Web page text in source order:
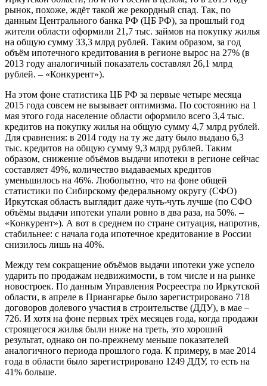
рынок, похоже, ждёт такой же рекордный спад. Так, по
данным Центрального банка РФ (ЦБ РФ), за прошлый год
жители области оформили 21,7 тыс. займов на покупку жилья
на общую сумму 33,3 млрд рублей. Таким образом, за год
объём ипотечного кредитования в регионе вырос на 27% (в
2013 году аналогичный показатель составлял 26,1 млрд
рублей. – «Конкурент»).
На этом фоне статистика ЦБ РФ за первые четыре месяца
2015 года совсем не вызывает оптимизма. По состоянию на 1
мая этого года население области оформило всего 3,4 тыс.
кредитов на покупку жилья на общую сумму 4,7 млрд рублей.
Для сравнения: в 2014 году на ту же дату было выдано 6,3
тыс. кредитов на общую сумму 9,3 млрд рублей. Таким
образом, снижение объёмов выдачи ипотеки в регионе сейчас
составляет 49%, количество выдаваемых кредитов
уменьшилось на 46%. Любопытно, что на фоне общей
статистики по Сибирскому федеральному округу (СФО)
Иркутская область выглядит даже чуть-чуть лучше (по СФО
объёмы выдачи ипотеки упали ровно в два раза, на 50%. –
«Конкурент»). А вот в среднем по стране ситуация, напротив,
стабильнее: с начала года ипотечное кредитование в России
снизилось лишь на 40%.
Между тем сокращение объёмов выдачи ипотеки уже успело
ударить по продажам недвижимости, в том числе и на рынке
новостроек. По данным Управления Росреестра по Иркутской
области, в апреле в Приангарье было зарегистрировано 718
договоров долевого участия в строительстве (ДДУ), в мае –
726. И хотя на фоне первых трёх месяцев года, когда продажи
строящегося жилья были ниже на треть, это хороший
результат, однако он по-прежнему меньше показателей
аналогичного периода прошлого года. К примеру, в мае 2014
года в области было зарегистрировано 1249 ДДУ, то есть на
41% больше.